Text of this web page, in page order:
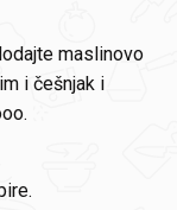
maslinovo
i češnjak i